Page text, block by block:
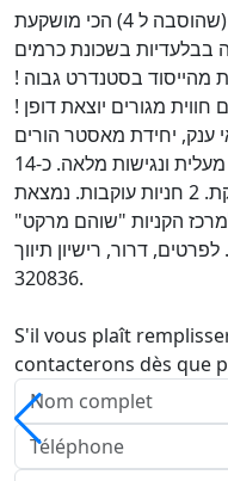
פרימיום יפיפיה עם 5 חדרים (שהוסבה ל 4) הכי מושקעת
בשכונת כרמים
בסטנדרט גבוה !
מגורים יוצאת דופן !
יחידת מאסטר הורים
ענקית עם ארונות קיר. קומה 2 עם מעלית ונגישות מלאה. כ-14
מ"ר מרפסת אירוח מקורה ומפנקת. 2 חניות עוקבות. נמצאת
הקניות "שוהם מרקט"
דרור, רישיון תיווך
320836.
S'il vous plaît
contacterons dès que